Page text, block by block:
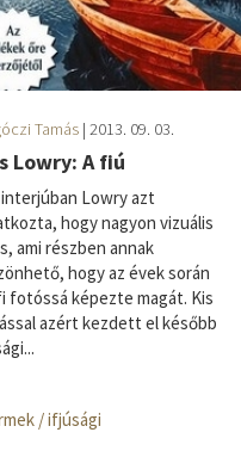
Tamás | 2013. 09. 03.
Lowry: A fiú
interjúban Lowry azt
hogy nagyon vizuális
ami részben annak
hogy az évek során
fotóssá képezte magát. Kis
azért kezdett el később
/ ifjúsági